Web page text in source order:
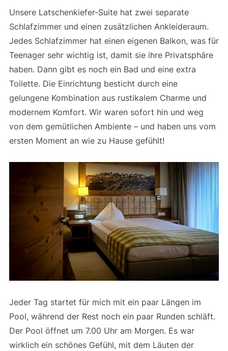
Unsere Latschenkiefer-Suite hat zwei separate
Schlafzimmer und einen zusätzlichen Ankleideraum.
Jedes Schlafzimmer hat einen eigenen Balkon, was für
Teenager sehr wichtig ist, damit sie ihre Privatsphäre
haben. Dann gibt es noch ein Bad und eine extra
Toilette. Die Einrichtung besticht durch eine
gelungene Kombination aus rustikalem Charme und
modernem Komfort. Wir waren sofort hin und weg
von dem gemütlichen Ambiente – und haben uns vom
ersten Moment an wie zu Hause gefühlt!
Jeder Tag startet für mich mit ein paar Längen im
Pool, während der Rest noch ein paar Runden schläft.
Der Pool öffnet um 7.00 Uhr am Morgen. Es war
wirklich ein schönes Gefühl, mit dem Läuten der